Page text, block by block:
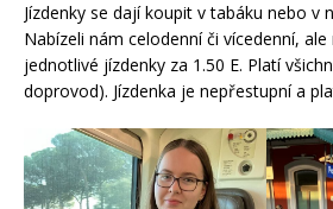
Jízdenky se dají koupit v tabáku nebo v
Nabízeli nám celodenní či vícedenní,
jednotlivé jízdenky za 1.50 E. Platí
doprovod). Jízdenka je nepřestupní a